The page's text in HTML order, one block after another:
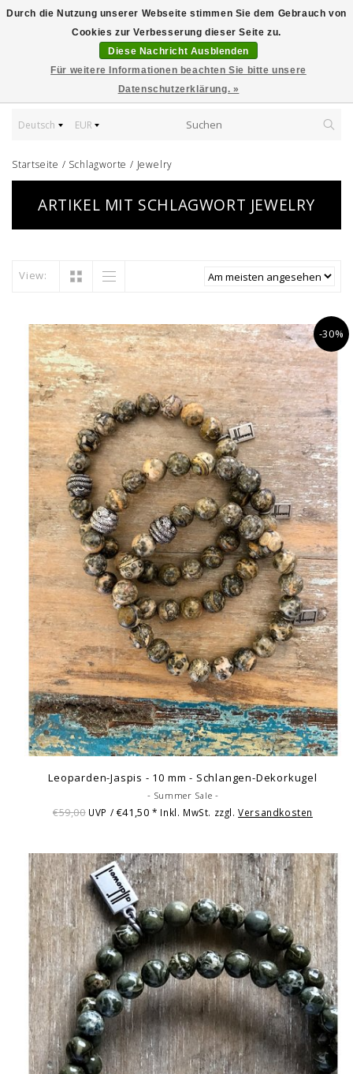
Deutsch EUR
Startseite / Schlagworte / Jewelry
ARTIKEL MIT SCHLAGWORT JEWELRY
View:
-30%
Leoparden-Jaspis - 10 mm - Schlangen-Dekorkugel
- Summer Sale -
€59,00 UVP / €41,50* Inkl. MwSt. zzgl.Versandkosten
Durch die Nutzung unserer Webseite stimmen Sie dem Gebrauch von
Cookies zur Verbesserung dieser Seite zu.
Diese Nachricht Ausblenden
Für weitere Informationen beachten Sie bitte unsere
Datenschutzerklärung. »